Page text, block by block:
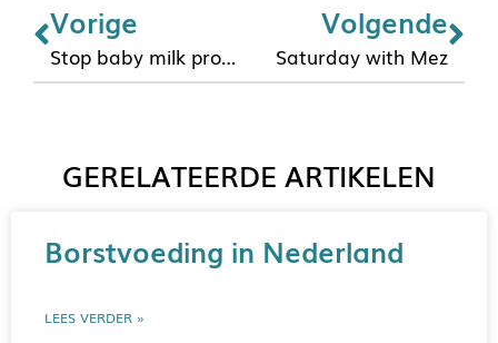
Vorige
Stop baby milk promotion
Volgende
Saturday with Mez
GERELATEERDE ARTIKELEN
Borstvoeding in Nederland
LEES VERDER »